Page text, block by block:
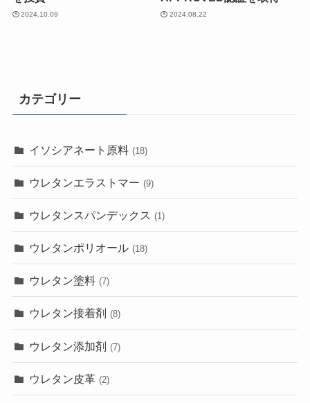
2024.10.09 2024.08.22
カテゴリー
イソシアネート原料 (18)
ウレタンエラストマー (9)
ウレタンスパンデックス (1)
ウレタンポリオール (18)
ウレタン塗料 (7)
ウレタン接着剤 (8)
ウレタン添加剤 (7)
ウレタン皮革 (2)